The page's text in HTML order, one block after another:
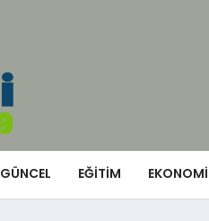
GÜNCEL EĞITIM EKONOMI